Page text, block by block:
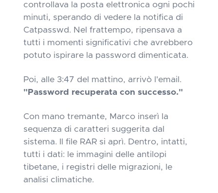
controllava la posta elettronica ogni pochi
minuti, sperando di vedere la notifica di
Catpasswd. Nel frattempo, ripensava a
tutti i momenti significativi che avrebbero
potuto ispirare la password dimenticata.
Poi, alle 3:47 del mattino, arrivò l'email.
"Password recuperata con successo."
Con mano tremante, Marco inserì la
sequenza di caratteri suggerita dal
sistema. Il file RAR si aprì. Dentro, intatti,
tutti i dati: le immagini delle antilopi
tibetane, i registri delle migrazioni, le
analisi climatiche.